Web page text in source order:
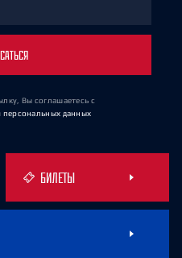
Вы соглашаетесь с
данных
БИЛЕТЫ